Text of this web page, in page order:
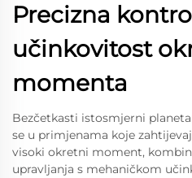
Precizna
učinkovitost
momenta
Bezčetkasti istosmjerni
se u primjenama koje
visoki okretni moment,
upravljanja s mehaničkom